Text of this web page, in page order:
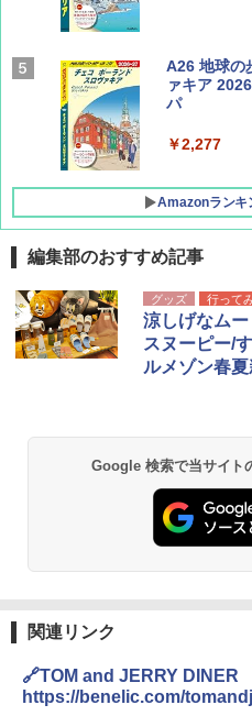
AIRLINE（
集】ボーイ
A26 地球の
ァキア
パ
￥2,277
Amazonランキ
[キャンパー
プテント 傘
ッとサンシ
ッシュ 簡単
&ハイキン
PYKES
ト プライバ
人用 折りた
ーチ ピクニ
易 トイレテ
テント ワン
026リニュ
コンパクト
￥2,980
BUNDOK(
レーム ドー
￥14,800
DEWEL パ
￥6,459
編集部のおすすめ記事
グッズ 行って
涼しげなムー
スヌーピー/
ルメゾン春夏
Google 検索で当サイト
関連リンク
🔗TOM and JERRY DINER
https://benelic.com/